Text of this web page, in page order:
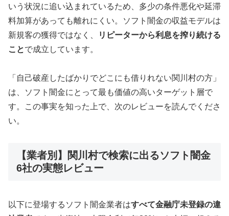
いう状況に追い込まれているため、多少の条件悪化や延滞
料加算があっても離れにくい。ソフト闇金の収益モデルは
新規客の獲得ではなく、
リピーターから利息を搾り続ける
ことで成立しています。
「自己破産したばかりでどこにも借りれない関川村の方」
は、ソフト闇金にとって最も価値の高いターゲット層で
す。この事実を知った上で、次のレビューを読んでくださ
い。
【業者別】関川村で検索に出るソフト闇金
6社の実態レビュー
以下に登場するソフト闇金業者はすべて金融庁未登録の違